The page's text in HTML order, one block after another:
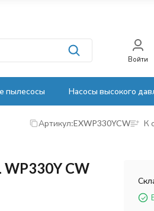
Войти
пылесосы Насосы высокого
Артикул:EXWP330YCW К
WP330Y CW